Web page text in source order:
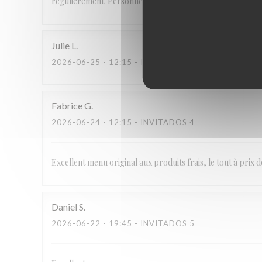
Julie L
2026-06-25 - 12:15 - INVITADOS 2
FabriceG
2026-06-24 - 12:15 - INVITADOS 4
Excellent menu original aux produits frais, le tout à prix
Daniel S
2026-06-22 - 19:45 - INVITADOS 5